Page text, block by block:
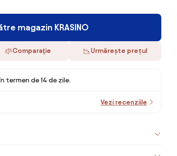
magazin KRASINO
Comparaţie Urmărește prețul
termen de 14 de zile.
Vezi recenziile